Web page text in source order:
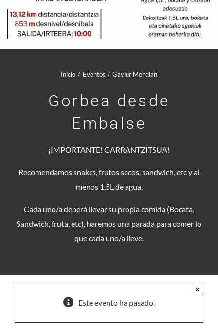
Comunidad Whatsapp
Contacto
Inicio Eventos Gaylur Mendian
Gorbea desde
Embalse
¡IMPORTANTE! GARRANTZITSUA!
Recomendamos snakcs, frutos secos, sandwich, etc y al
menos 1,5L de agua.
Cada uno/a deberá llevar su propia comida (Bocata,
Sandwich, fruta, etc), haremos una parada para comer lo
que cada uno/a lleve.
Este evento ha pasado.
×